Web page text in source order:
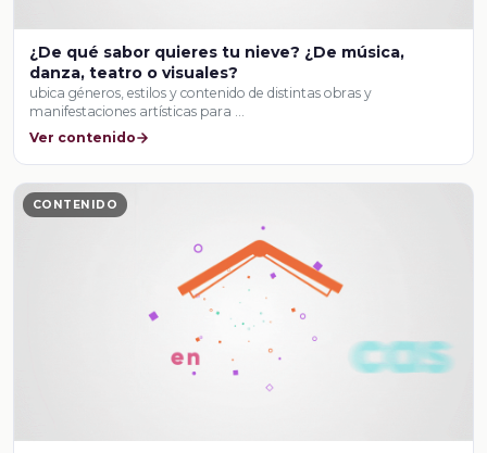
¿De qué sabor quieres tu nieve? ¿De música,
danza, teatro o visuales?
ubica géneros, estilos y contenido de distintas obras y
manifestaciones artísticas para …
Ver contenido
CONTENIDO